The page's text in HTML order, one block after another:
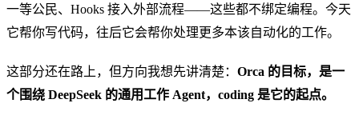
一等公民、Hooks 接入外部流程——这些都不绑定编程。今天
它帮你写代码，往后它会帮你处理更多本该自动化的工作。
这部分还在路上，但方向我想先讲清楚： Orca 的目标，是一
个围绕 DeepSeek 的通用工作 Agent，coding 是它的起点。